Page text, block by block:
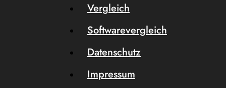
Vergleich
Softwarevergleich
Datenschutz
Impressum